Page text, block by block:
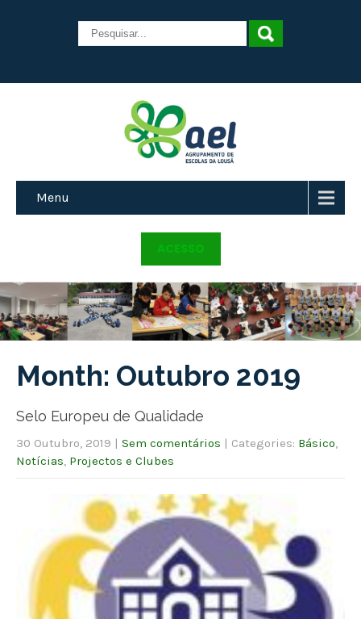
Menu
ACESSO
Month: Outubro 2019
Selo Europeu de Qualidade
30 Outubro, 2019 | Sem comentários | Categories: Básico
Notícias Projectos e Clubes